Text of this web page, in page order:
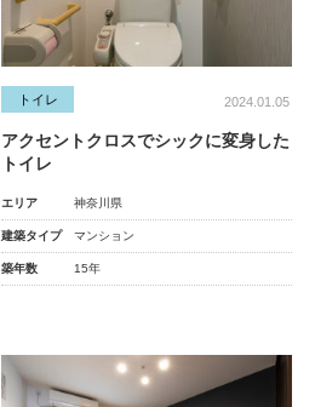
トイレ 2024.01.05
アクセントクロスでシックに変身した
トイレ
エリア 神奈川県
建築タイプ マンション
築年数 15年